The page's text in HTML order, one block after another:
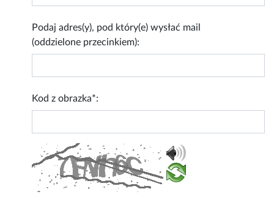
Podaj adres(y), pod który(e) wysłać mail
(oddzielone przecinkiem):
Kod z obrazka*: